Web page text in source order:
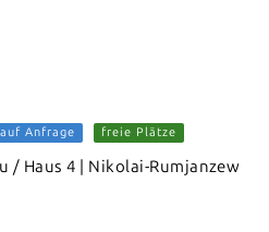
auf Anfrage freie Plätze
/ Haus 4 | Nikolai-Rumjanzew